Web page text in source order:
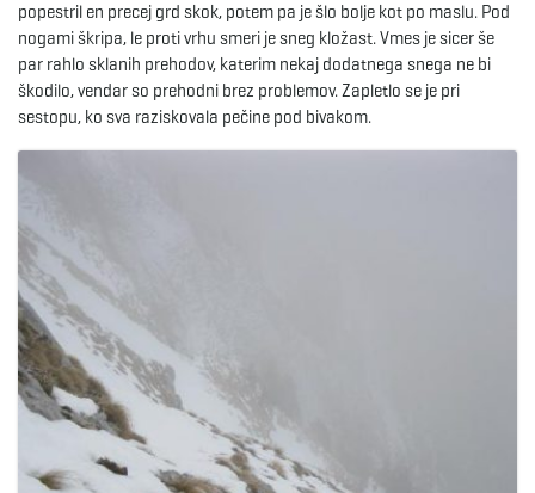
g
popestril en precej grd skok, potem pa je šlo bolje kot po maslu. Pod
nogami škripa, le proti vrhu smeri je sneg kložast. Vmes je sicer še
par rahlo sklanih prehodov, katerim nekaj dodatnega snega ne bi
škodilo, vendar so prehodni brez problemov. Zapletlo se je pri
sestopu, ko sva raziskovala pečine pod bivakom.